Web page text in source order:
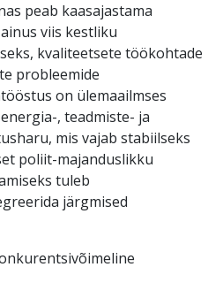
peab kaasajastama
viis kestliku
kvaliteetsete töökohtade
probleemide
on ülemaailmses
, teadmiste- ja
mis vajab stabiilseks
poliit-majanduslikku
tuleb
järgmised